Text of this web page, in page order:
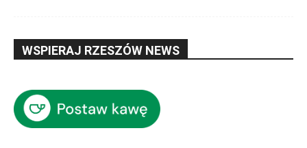
WSPIERAJ RZESZÓW NEWS